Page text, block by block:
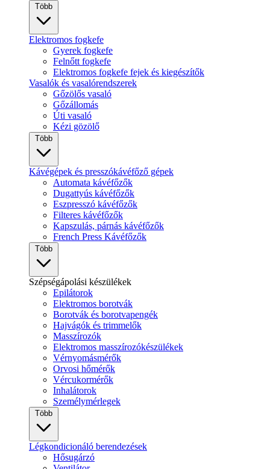
Elektromos fogkefe
Gyerek fogkefe
Felnőtt fogkefe
Elektromos fogkefe fejek és kiegészítők
Vasalók és vasalórendszerek
Gőzölős vasaló
Gőzállomás
Úti vasaló
Kézi gözölő
Kávégépek és presszókávéfőző gépek
Automata kávéfőzők
Dugattyús kávéfőzők
Eszpresszó kávéfőzők
Filteres kávéfőzők
Kapszulás, párnás kávéfőzők
French Press Kávéfőzők
Szépségápolási készülékek
Epilátorok
Elektromos borotvák
Borotvák és borotvapengék
Hajvágók és trimmelők
Masszírozók
Elektromos masszírozókészülékek
Vérnyomásmérők
Orvosi hőmérők
Vércukormérők
Inhalátorok
Személymérlegek
Légkondicionáló berendezések
Hősugárzó